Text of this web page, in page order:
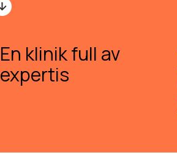
En klinik full av
expertis